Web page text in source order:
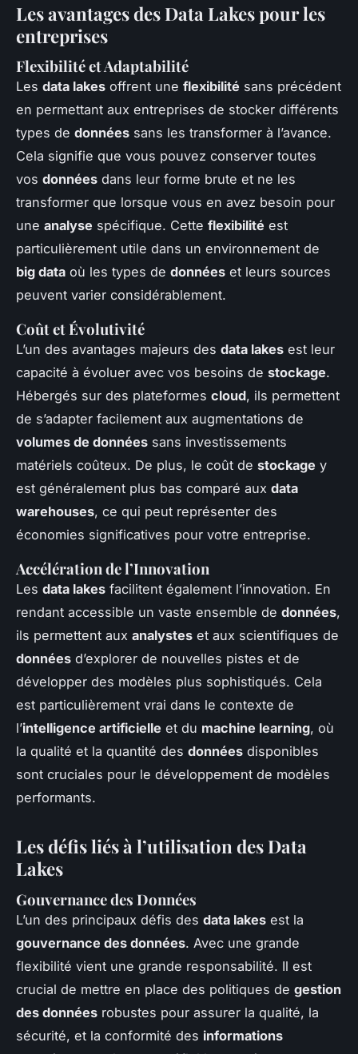
Les avantages des Data Lakes pour les
entreprises
Flexibilité et Adaptabilité
Les data lakes offrent une flexibilité sans précédent
en permettant aux entreprises de stocker différents
types de données sans les transformer à l’avance.
Cela signifie que vous pouvez conserver toutes
vos données dans leur forme brute et ne les
transformer que lorsque vous en avez besoin pour
une analyse spécifique. Cette flexibilité est
particulièrement utile dans un environnement de
big data où les types de données et leurs sources
peuvent varier considérablement.
Coût et Évolutivité
L’un des avantages majeurs des data lakes est leur
capacité à évoluer avec vos besoins de stockage.
Hébergés sur des plateformes cloud, ils permettent
de s’adapter facilement aux augmentations de
volumes de données sans investissements
matériels coûteux. De plus, le coût de stockage y
est généralement plus bas comparé aux data
warehouses, ce qui peut représenter des
économies significatives pour votre entreprise.
Accélération de l’Innovation
Les data lakes facilitent également l’innovation. En
rendant accessible un vaste ensemble de données,
ils permettent aux analystes et aux scientifiques de
données d’explorer de nouvelles pistes et de
développer des modèles plus sophistiqués. Cela
est particulièrement vrai dans le contexte de
l’intelligence artificielle et du machine learning, où
la qualité et la quantité des données disponibles
sont cruciales pour le développement de modèles
performants.
Les défis liés à l’utilisation des Data
Lakes
Gouvernance des Données
L’un des principaux défis des data lakes est la
gouvernance des données. Avec une grande
flexibilité vient une grande responsabilité. Il est
crucial de mettre en place des politiques de gestion
des données robustes pour assurer la qualité, la
sécurité, et la conformité des informations